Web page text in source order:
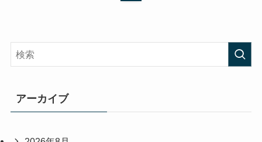
アーカイブ